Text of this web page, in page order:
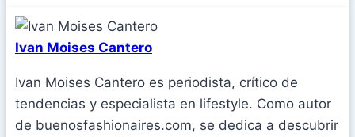
Ivan Moises Cantero
Ivan Moises Cantero es periodista, crítico de
tendencias y especialista en lifestyle. Como autor
de buenosfashionaires.com, se dedica a descubrir